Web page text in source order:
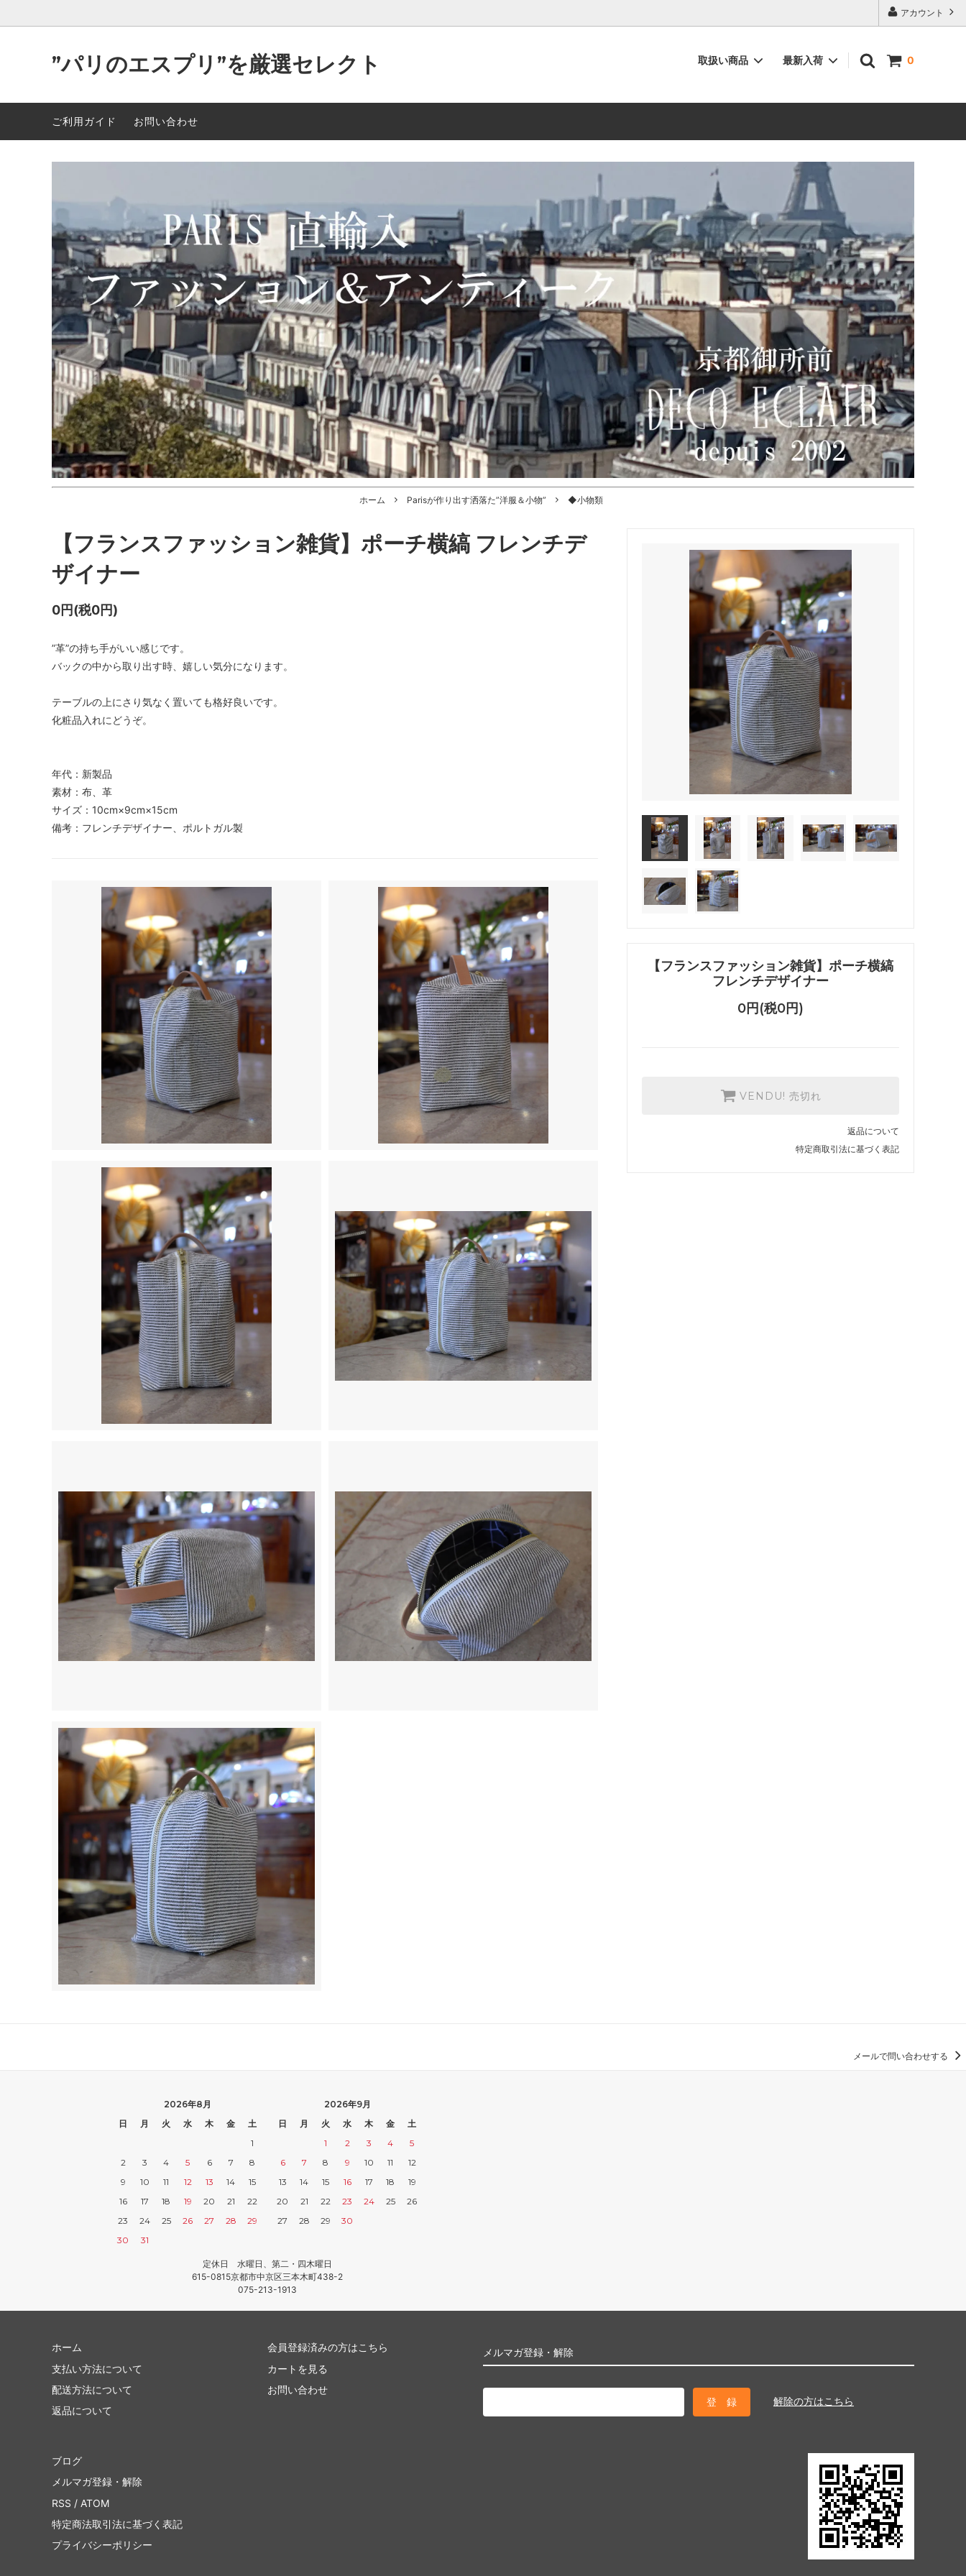
アカウント
”パリのエスプリ”を厳選セレクト 0
取扱い商品 最新入荷
ご利用ガイド
お問い合わせ
ホーム Parisが作り出す洒落た”洋服＆小物” ◆小物類
【フランスファッション雑貨】ポーチ横縞
フレンチデザイナー
0円(税0円)
VENDU! 売切れ
返品について
特定商取引法に基づく表記
【フランスファッション雑貨】ポーチ横縞 フレンチデ
ザイナー
0円(税0円)
”革”の持ち手がいい感じです。
バックの中から取り出す時、嬉しい気分になります。
テーブルの上にさり気なく置いても格好良いです。
化粧品入れにどうぞ。
年代：新製品
素材：布、革
サイズ：10cm×9cm×15cm
備考：フレンチデザイナー、ポルトガル製
メールで問い合わせする
2026年8月
日
月 火 水 木 金
土
1
2
3 4 5 6 7
8
9
10 11 12 13 14
15
16
17 18 19 20 21
22
23
24 25 26 27 28
29
30
31
2026年9月
日
月 火 水 木 金
土
1
2 3 4
5
6
7 8 9 10 11
12
13
14 15 16 17 18
19
20
21 22 23 24 25
26
27
28 29 30
定休日 水曜日、第二・四木曜日
615-0815京都市中京区三本木町438-2
075-213-1913
メルマガ登録・解除
解除の方はこちら
ホーム
支払い方法について
配送方法について
返品について
会員登録済みの方はこちら
カートを見る
お問い合わせ
ブログ
メルマガ登録・解除
RSS / ATOM
特定商法取引法に基づく表記
プライバシーポリシー